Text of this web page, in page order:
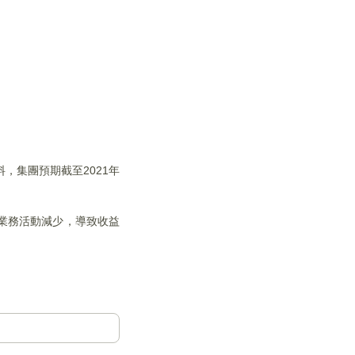
，集團預期截至2021年
務活動減少，導致收益